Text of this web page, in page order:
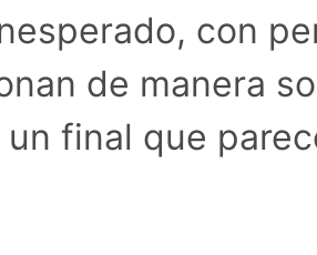
con
de manera
final que